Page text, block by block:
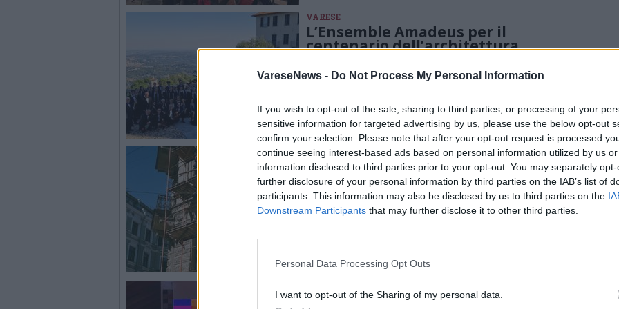
VareseNews - Do Not Process My Personal Information
If you wish to opt-out of the sale, sharing to third parties, or processing of your
sensitive information for targeted advertising by us, please use the below opt-out
confirm your selection. Please note that after your opt-out request is processed
continue seeing interest-based ads based on personal information utilized by us
information disclosed to third parties prior to your opt-out. You may separately
further disclosure of your personal information by third parties on the IAB’s list of
participants. This information may also be disclosed by us to third parties on the
Downstream Participants that may further disclose it to other third parties.
Personal Data Processing Opt Outs
I want to opt-out of the Sharing of my personal data.
VARESE
L’Ensemble Amadeus per il
centenario dell’architettura
un concerto per celebrare i 100 anni dell’architettura nella serata
di sabato 24 giugno
ECONOMIA
Architetti, geometri, ingegneri e
costruttori all’unisono: “Da Super
Bonus a Super Malus”
ANCE Varese, Ordine Architetti Varese, Collegio dei Geometri di
Varese e Ordine Ingegneri Varese riassumono tutte le
mettere fine alla cessione dei crediti per tutti i bonus fiscali
pubbliche
Dialoghi di Design: Elisabetta Cozzi e